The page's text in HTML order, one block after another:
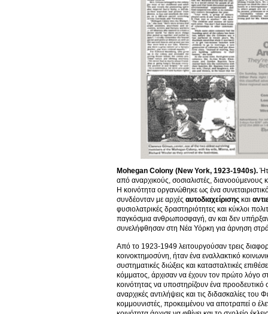
Mohegan Colony (New York, 1923-1940s).
από αναρχικούς, σοσιαλιστές,
Η κοινότητα οργανώθηκε ως ένα
συνδέονταν με αρχές αυτοδιαχείρισης και
φυσιολατρικές δραστηριότητες και κύκλοι
παγκόσμια ανθρωποσφαγή, αν και δεν
συνελήφθησαν στη Νέα Υόρκη για άρνηση
Από το 1923-1949 λειτουργούσαν τρεις
κοινοκτημοσύνη, ήταν ένα εναλλακτικό
συστηματικές διώξεις και κατασταλτικές
κόμματος, άρχισαν να έχουν τον πρώτο λόγο
κοινότητας να υποστηρίζουν ένα
αναρχικές αντιλήψεις και τις διδασκαλίες
κομμουνιστές, προκειμένου να αποτραπεί ο